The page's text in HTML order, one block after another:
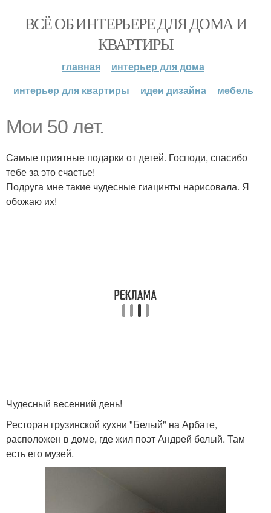
ВСЁ ОБ ИНТЕРЬЕРЕ ДЛЯ ДОМА И
КВАРТИРЫ
главная
интерьер для дома
интерьер для квартиры
идеи дизайна мебель
Мои 50 лет.
Самые приятные подарки от детей. Господи, спасибо
тебе за это счастье!
Подруга мне такие чудесные гиацинты нарисовала. Я
обожаю их!
Чудесный весенний день!
Ресторан грузинской кухни "Белый" на Арбате,
расположен в доме, где жил поэт Андрей белый. Там
есть его музей.